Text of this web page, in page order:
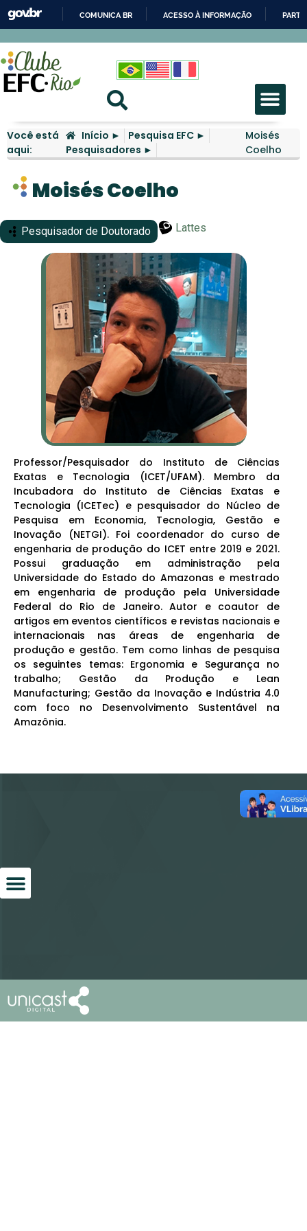
O
COMUNICA BR ACESSO À INFORMAÇÃO
Você está
aqui:
Início ►
Pesquisa EFC ►
Pesquisadores ►
Moisés
Coelho
Moisés Coelho
Pesquisador de Doutorado Lattes
Professor/Pesquisador do Instituto de Ciências
Exatas e Tecnologia (ICET/UFAM). Membro da
Incubadora do Instituto de Ciências Exatas e
Tecnologia (ICETec) e pesquisador do Núcleo de
Pesquisa em Economia, Tecnologia, Gestão e
Inovação (NETGI). Foi coordenador do curso de
engenharia de produção do ICET entre 2019 e 2021.
Possui graduação em administração pela
Universidade do Estado do Amazonas e mestrado
em engenharia de produção pela Universidade
Federal do Rio de Janeiro. Autor e coautor de
artigos em eventos científicos e revistas nacionais e
internacionais nas áreas de engenharia de
produção e gestão. Tem como linhas de pesquisa
os seguintes temas: Ergonomia e Segurança no
trabalho; Gestão da Produção e Lean
Manufacturing; Gestão da Inovação e Indústria 4.0
com foco no Desenvolvimento Sustentável na
Amazônia.